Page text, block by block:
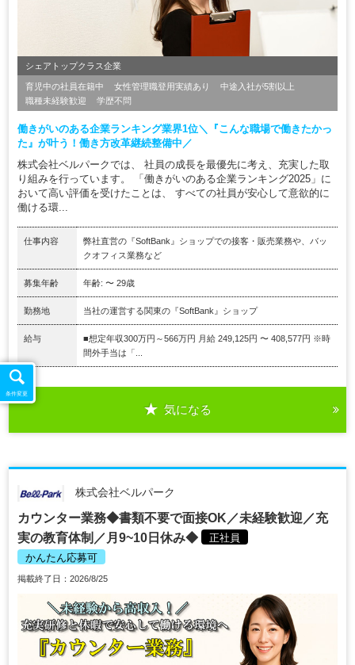
シェアトップクラス企業
育児中の社員在籍中 女性管理職登用実績あり
中途入社が5割以上
職種未経験歓迎
学歴不問
働きがいのある企業ランキング業界1位＼『こんな職場で働きたかっ
た』が叶う！働き方改革継続整備中／
株式会社ベルパークでは、 社員の成長を最優先に考え、充実した取
り組みを行っています。 「働きがいのある企業ランキング2025」に
おいて高い評価を受けたことは、 すべての社員が安心して意欲的に
働ける環...
仕事内容
弊社直営の『SoftBank』ショップでの接客・販売業務や、バッ
クオフィス業務など
募集年齢 年齢: 〜 29歳
勤務地 当社の運営する関東の『SoftBank』ショップ
給与
■想定年収300万円～566万円 月給 249,125円 〜 408,577円 ※時
間外手当は「...
気になる
株式会社ベルパーク
カウンター業務◆書類不要で面接OK／未経験歓迎／充
実の教育体制／月9~10日休み◆
正社員
かんたん応募可
掲載終了日：2026/8/25
条件変更